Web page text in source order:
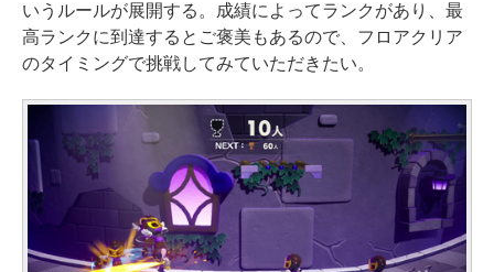
いうルールが展開する。成績によってランクがあり、最
高ランクに到達するとご褒美もあるので、フロアクリア
のタイミングで挑戦してみていただきたい。